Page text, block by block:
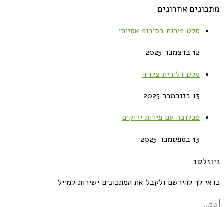
מתכונים אחרונים
סלט פירות בסירופ אסייתי
12 בדצמבר 2025
סלט דלורית צלויה
13 בנובמבר 2025
פבלובה עם פירות ירוקים
13 בספטמבר 2025
ניוזלטר
כדאי לך להירשם ולקבל את המתכונים ישירות למייל